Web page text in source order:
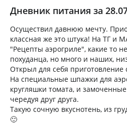
Дневник питания за
Осуществил давнюю мечту.
классная же это штука! На ТГ и
"Рецепты аэрогриле", какие то
похуданца, но много и наших,
Открыл для себя приготовление
На специальные шпажки для
кругляшки томата, и замоченные
чередуя друг друга.
Такую сочную вкуснотень, из
🙂